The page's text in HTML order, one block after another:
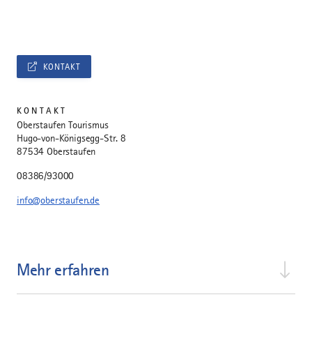
Mehr erfahren
KONTAKT
KONTAKT
Oberstaufen Tourismus
Hugo-von-Königsegg-Str. 8
87534 Oberstaufen
08386/93000
info@oberstaufen.de